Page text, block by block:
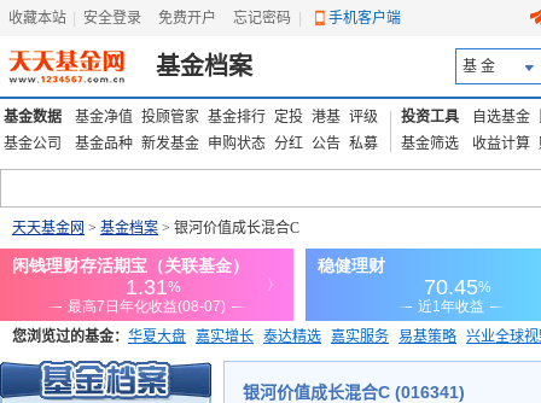
收藏本站 安全登录 免费开户 忘记密码 手机客户端
基金档案 基 金
基金数据 基金净值 投顾管家 基金排行 定投 港基 评级
基金公司
基金品种 新发基金 申购状态 分红 公告 私募
投资工具 自选基金
基金筛选
收益计算
天天基金网 > 基金档案 > 银河价值成长混合C
您浏览过的基金： 华夏大盘 嘉实增长 泰达精选 嘉实服务 易基策略 兴业全球
添富优势 华安宏利 上证180价值ETF
银河价值成长混合C (016341)